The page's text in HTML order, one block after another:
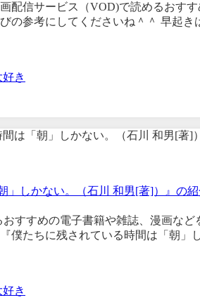
配信サービス（VOD)で読めるおす
の参考にしてくださいね＾＾ 早
き
」しかない。（石川 和男[著]）』の
すすめの電子書籍や雑誌、漫画な
僕たちに残されている時間は「朝
き